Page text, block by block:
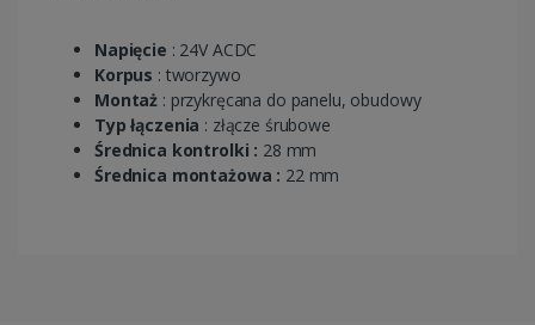
Napięcie : 24V ACDC
Korpus : tworzywo
Montaż : przykręcana do panelu, obudowy
Typ łączenia : złącze śrubowe
Średnica kontrolki : 28 mm
Średnica montażowa : 22 mm